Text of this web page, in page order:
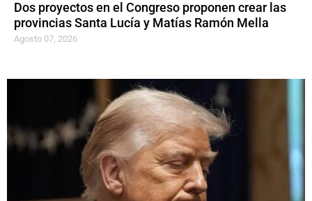
Dos proyectos en el Congreso proponen crear las
provincias Santa Lucía y Matías Ramón Mella
Agosto 07, 2026